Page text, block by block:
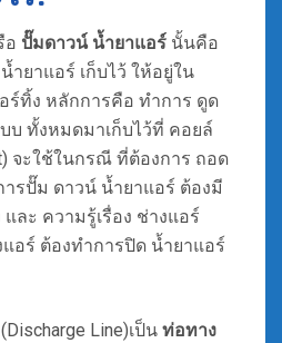
อ ปั๊มดาวน์ น้ำยาแอร์ นั้นคือ
ำยาแอร์ เก็บไว้ ให้อยู่ใน
ร์ทิ้ง หลักการคือ ทำการ ดูด
บ ทั้งหมดมาเก็บไว้ที่ คอยล์
จะใช้ในกรณี ที่ต้องการ ถอด
ารปั๊ม ดาวน์ น้ำยาแอร์ ต้องมี
ละ ความรู้เรื่อง ช่างแอร์
อร์ ต้องทำการปิด น้ำยาแอร์
(Discharge Line)เป็น ท่อทาง